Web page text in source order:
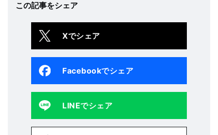
この記事をシェア
Xでシェア
Facebookでシェア
LINEでシェア